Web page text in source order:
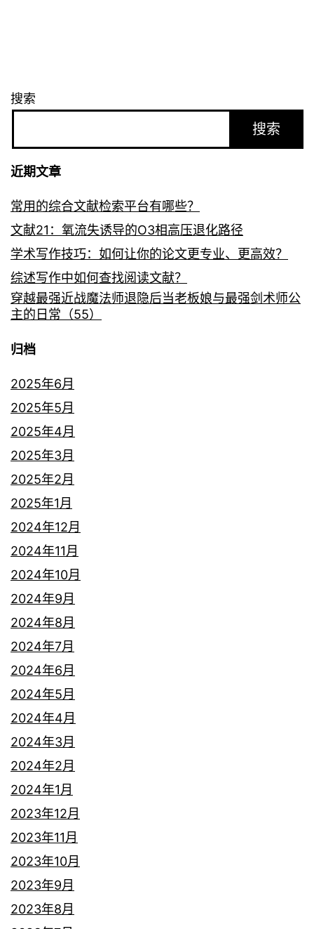
搜索
搜索
近期文章
常用的综合文献检索平台有哪些？
文献21：氧流失诱导的O3相高压退化路径
学术写作技巧：如何让你的论文更专业、更高效？
综述写作中如何查找阅读文献？
穿越最强近战魔法师退隐后当老板娘与最强剑术师公
主的日常（55）
归档
2025年6月
2025年5月
2025年4月
2025年3月
2025年2月
2025年1月
2024年12月
2024年11月
2024年10月
2024年9月
2024年8月
2024年7月
2024年6月
2024年5月
2024年4月
2024年3月
2024年2月
2024年1月
2023年12月
2023年11月
2023年10月
2023年9月
2023年8月